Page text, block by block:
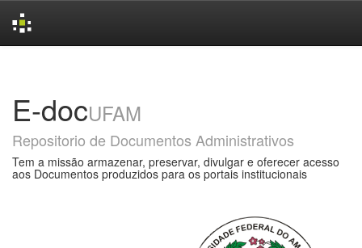
E-docUFAM
Repositorio de Documentos Administrativos
Tem a missão armazenar, preservar, divulgar e oferecer acesso
aos Documentos produzidos para os portais institucionais